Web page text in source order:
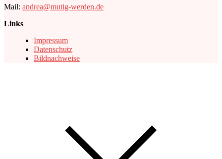
Mail: andrea@mutig-werden.de
Links
Impressum
Datenschutz
Bildnachweise